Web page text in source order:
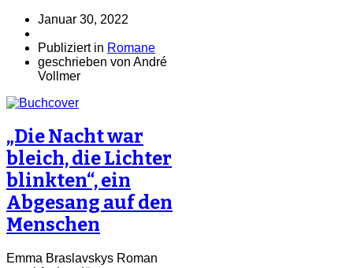
Januar 30, 2022
Publiziert in Romane
geschrieben von André
Vollmer
„Die Nacht war
bleich, die Lichter
blinkten“, ein
Abgesang auf den
Menschen
Emma Braslavskys Roman